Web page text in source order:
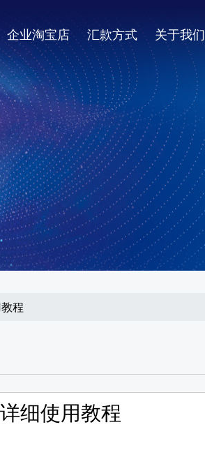
企业淘宝店 汇款方式 关于我们
程
细使用教程